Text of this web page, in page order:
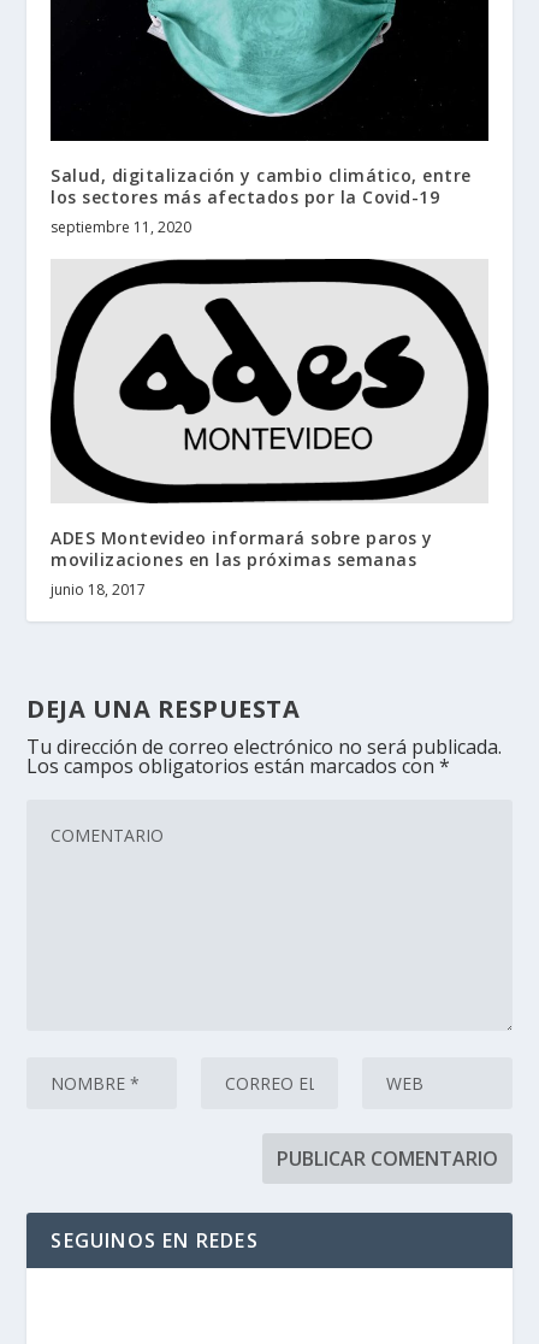
Salud, digitalización y cambio climático, entre
los sectores más afectados por la Covid-19
septiembre 11, 2020
ADES Montevideo informará sobre paros y
movilizaciones en las próximas semanas
junio 18, 2017
DEJA UNA RESPUESTA
Tu dirección de correo electrónico no será publicada.
Los campos obligatorios están marcados con*
SEGUINOS EN REDES